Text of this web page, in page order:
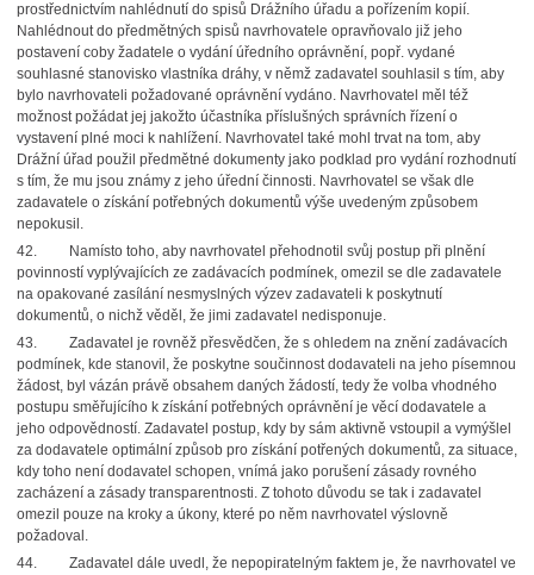
prostřednictvím nahlédnutí do spisů Drážního úřadu a pořízením kopií.
Nahlédnout do předmětných spisů navrhovatele opravňovalo již jeho
postavení coby žadatele o vydání úředního oprávnění, popř. vydané
souhlasné stanovisko vlastníka dráhy, v němž zadavatel souhlasil s tím, aby
bylo navrhovateli požadované oprávnění vydáno. Navrhovatel měl též
možnost požádat jej jakožto účastníka příslušných správních řízení o
vystavení plné moci k nahlížení. Navrhovatel také mohl trvat na tom, aby
Drážní úřad použil předmětné dokumenty jako podklad pro vydání rozhodnutí
s tím, že mu jsou známy z jeho úřední činnosti. Navrhovatel se však dle
zadavatele o získání potřebných dokumentů výše uvedeným způsobem
nepokusil.
42. Namísto toho, aby navrhovatel přehodnotil svůj postup při plnění
povinností vyplývajících ze zadávacích podmínek, omezil se dle zadavatele
na opakované zasílání nesmyslných výzev zadavateli k poskytnutí
dokumentů, o nichž věděl, že jimi zadavatel nedisponuje.
43. Zadavatel je rovněž přesvědčen, že s ohledem na znění zadávacích
podmínek, kde stanovil, že poskytne součinnost dodavateli na jeho písemnou
žádost, byl vázán právě obsahem daných žádostí, tedy že volba vhodného
postupu směřujícího k získání potřebných oprávnění je věcí dodavatele a
jeho odpovědností. Zadavatel postup, kdy by sám aktivně vstoupil a vymýšlel
za dodavatele optimální způsob pro získání potřených dokumentů, za situace,
kdy toho není dodavatel schopen, vnímá jako porušení zásady rovného
zacházení a zásady transparentnosti. Z tohoto důvodu se tak i zadavatel
omezil pouze na kroky a úkony, které po něm navrhovatel výslovně
požadoval.
44. Zadavatel dále uvedl, že nepopiratelným faktem je, že navrhovatel ve